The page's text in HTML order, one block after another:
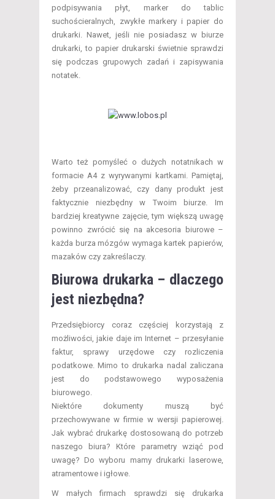
podpisywania płyt, marker do tablic
suchościeralnych, zwykłe markery i papier do
drukarki. Nawet, jeśli nie posiadasz w biurze
drukarki, to papier drukarski świetnie sprawdzi
się podczas grupowych zadań i zapisywania
notatek.
Warto też pomyśleć o dużych notatnikach w
formacie A4 z wyrywanymi kartkami. Pamiętaj,
żeby przeanalizować, czy dany produkt jest
faktycznie niezbędny w Twoim biurze. Im
bardziej kreatywne zajęcie, tym większą uwagę
powinno zwrócić się na akcesoria biurowe –
każda burza mózgów wymaga kartek papierów,
mazaków czy zakreślaczy.
Biurowa drukarka – dlaczego
jest niezbędna?
Przedsiębiorcy coraz częściej korzystają z
możliwości, jakie daje im Internet – przesyłanie
faktur, sprawy urzędowe czy rozliczenia
podatkowe. Mimo to drukarka nadal zaliczana
jest do podstawowego wyposażenia
biurowego.
Niektóre dokumenty muszą być
przechowywane w firmie w wersji papierowej.
Jak wybrać drukarkę dostosowaną do potrzeb
naszego biura? Które parametry wziąć pod
uwagę? Do wyboru mamy drukarki laserowe,
atramentowe i igłowe.
W małych firmach sprawdzi się drukarka